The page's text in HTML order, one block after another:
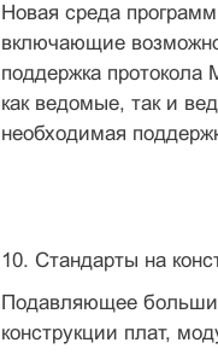
Новая среда
включающие
поддержка протокола
как ведомые, так и
необходимая
10. Стандарты на
Подавляющее
конструкции плат,